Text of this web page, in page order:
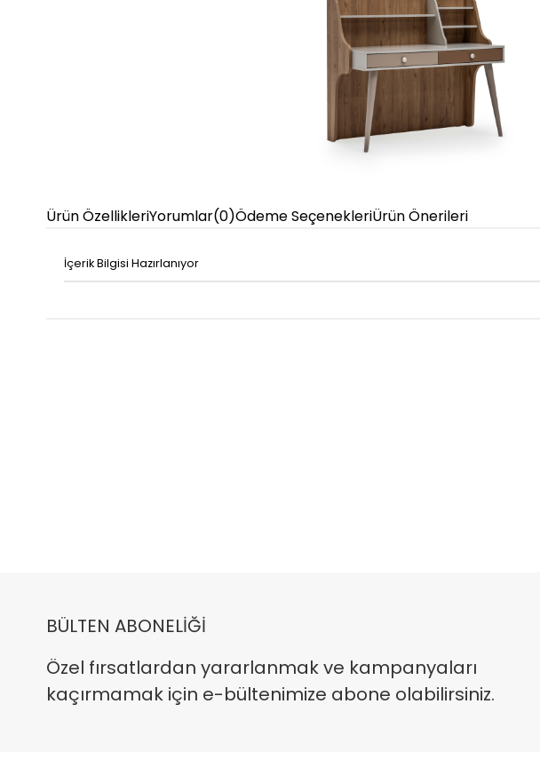
Ürün ÖzellikleriYorumlar(0)Ödeme SeçenekleriÜrün Önerileri
İçerik Bilgisi Hazırlanıyor
BÜLTEN ABONELİĞİ
Özel fırsatlardan yararlanmak ve kampanyaları
kaçırmamak için e-bültenimize abone olabilirsiniz.